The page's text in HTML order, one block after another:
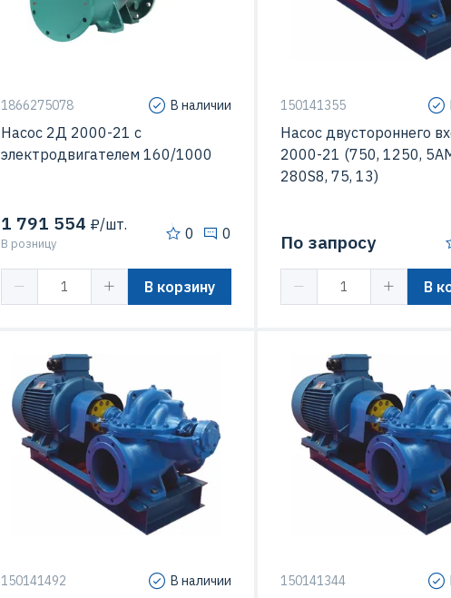
1866275078 В наличии
Насос 2Д 2000-21 с
электродвигателем 160/1000
1 791 554 ₽/шт.
В розницу
0 0
В корзину
Максимальный напор
Макс. Скорость вращения
150141355
Насос двустороннего
2000-21 (750, 1250,
280S8, 75, 13)
По запросу
В
2000 м3/час
150141492 В наличии
Мощность
Подача
Максимальный напор
Макс. Скорость вращения
150141344